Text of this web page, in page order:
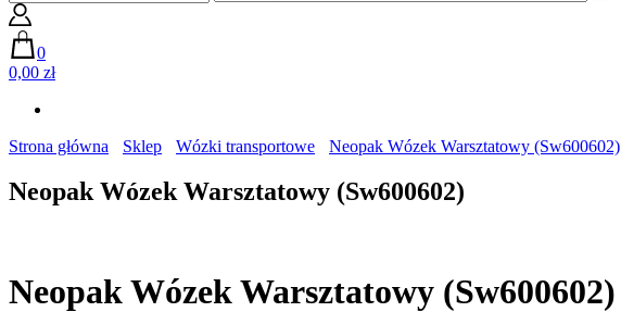
0
0,00 zł
Strona główna Sklep Wózki transportowe Neopak Wózek Warsztatowy (Sw600602)
Neopak Wózek Warsztatowy (Sw600602)
Neopak Wózek Warsztatowy (Sw600602)